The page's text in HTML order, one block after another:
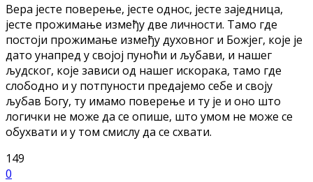
Вера јесте поверење, јесте однос, јесте заједница,
јесте прожимање између две личности. Tамо где
постоји прожимање између духовног и Божјег, које је
дато унапред у својој пуноћи и љубави, и нашег
људског, које зависи од нашег искорака, тамо где
слободно и у потпуности предајемо себе и своју
љубав Богу, ту имамо поверење и ту је и оно што
логички не може да се опише, што умом не може се
обухвати и у том смислу да се схвати.
149
0